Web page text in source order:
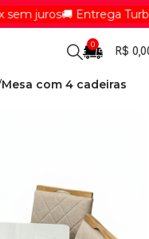
juros🚚 Entrega
0
R$
Mesa com 4 cadeiras